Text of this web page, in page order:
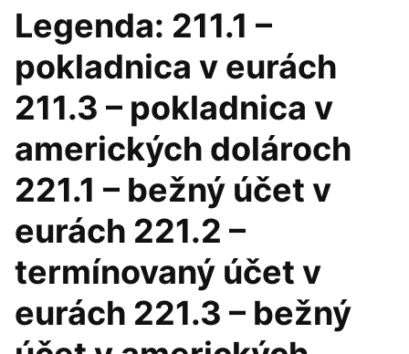
Legenda: 211.1 –
pokladnica v eurách
211.3 – pokladnica v
amerických dolároch
221.1 – bežný účet v
eurách 221.2 –
termínovaný účet v
eurách 221.3 – bežný